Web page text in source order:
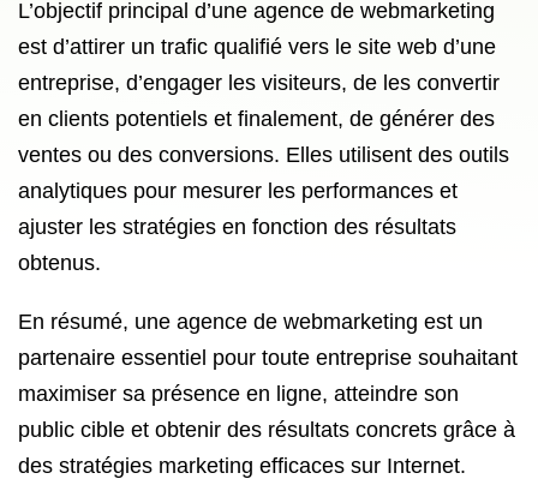
L’objectif principal d’une agence de webmarketing
est d’attirer un trafic qualifié vers le site web d’une
entreprise, d’engager les visiteurs, de les convertir
en clients potentiels et finalement, de générer des
ventes ou des conversions. Elles utilisent des outils
analytiques pour mesurer les performances et
ajuster les stratégies en fonction des résultats
obtenus.
En résumé, une agence de webmarketing est un
partenaire essentiel pour toute entreprise souhaitant
maximiser sa présence en ligne, atteindre son
public cible et obtenir des résultats concrets grâce à
des stratégies marketing efficaces sur Internet.